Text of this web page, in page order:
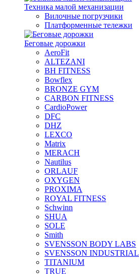
Техника малой механизации
Вилочные погрузчики
Платформенные тележки
Беговые дорожки
AeroFit
ALTEZANI
BH FITNESS
Bowflex
BRONZE GYM
CARBON FITNESS
CardioPower
DFC
DHZ
LEXCO
Matrix
MERACH
Nautilus
ORLAUF
OXYGEN
PROXIMA
ROYAL FITNESS
Schwinn
SHUA
SOLE
Smith
SVENSSON BODY LABS
SVENSSON INDUSTRIAL
TITANIUM
TRUE